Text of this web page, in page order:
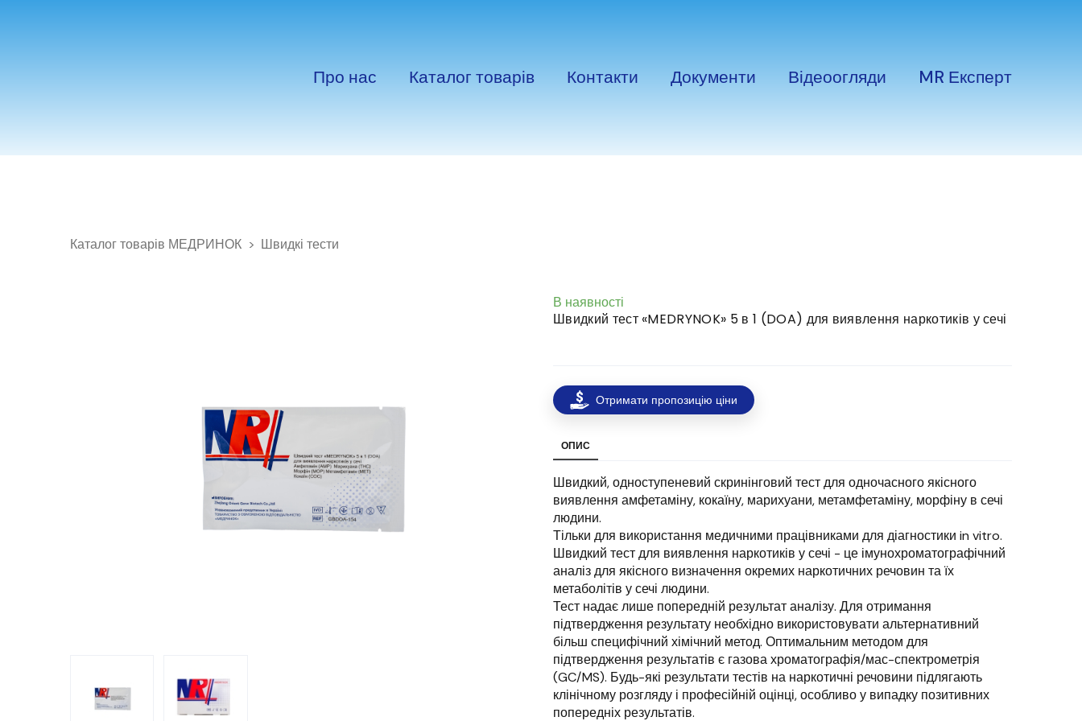
Про нас Каталог товарів Контакти Документи Відеоогляди MR Експерт
Каталог товарів МЕДРИНОК Швидкі тести
В наявності
Швидкий тест «MEDRYNOK» 5 в 1 (DOA) для виявлення наркотиків у сечі
Отримати пропозицію ціни
ОПИС
Швидкий, одноступеневий скринінговий тест для одночасного якісного
виявлення амфетаміну, кокаїну, марихуани, метамфетаміну, морфіну в сечі
людини.
Тільки для використання медичними працівниками для діагностики in vitro.
Швидкий тест для виявлення наркотиків у сечі - це імунохроматографічний
аналіз для якісного визначення окремих наркотичних речовин та їх
метаболітів у сечі людини.
Тест надає лише попередній результат аналізу. Для отримання
підтвердження результату необхідно використовувати альтернативний
більш специфічний хімічний метод. Оптимальним методом для
підтвердження результатів є газова хроматографія/мас-спектрометрія
(GC/MS). Будь-які результати тестів на наркотичні речовини підлягають
клінічному розгляду і професійній оцінці, особливо у випадку позитивних
попередніх результатів.